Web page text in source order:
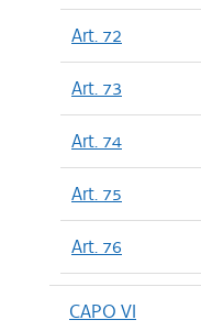
Art. 72
Art. 73
Art. 74
Art. 75
Art. 76
CAPO VI